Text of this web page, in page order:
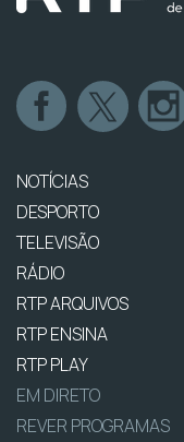
NOTÍCIAS
DESPORTO
TELEVISÃO
RÁDIO
RTP ARQUIVOS
RTP ENSINA
RTP PLAY
EM DIRETO
REVER PROGRAMAS